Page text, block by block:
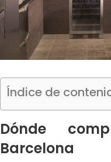
Índice de
Dónde
Barcelona